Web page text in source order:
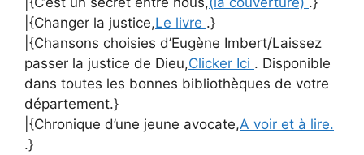
|{Changer la justice,Le livre .}
|{Chansons choisies d’Eugène Imbert/Laissez
passer la justice de Dieu,Clicker Ici . Disponible
dans toutes les bonnes bibliothèques de votre
département.}
|{Chronique d’une jeune avocate,A voir et à lire.
.}